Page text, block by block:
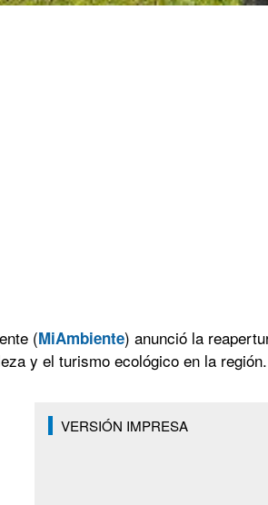
(MiAmbiente) anunció la
y el turismo ecológico en la región.
VERSIÓN IMPRESA